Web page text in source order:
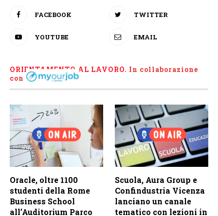
FACEBOOK TWITTER
YOUTUBE EMAIL
ORIENTAMENTO AL LAVORO. In collaborazione
con
Oracle, oltre 1100
studenti della Rome
Business School
all’Auditorium Parco
Scuola, Aura Group e
Confindustria Vicenza
lanciano un canale
tematico con lezioni in